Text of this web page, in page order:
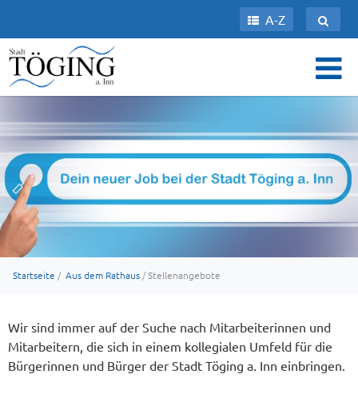
A-Z
Startseite / Aus dem Rathaus / Stellenangebote
Wir sind immer auf der Suche nach Mitarbeiterinnen und
Mitarbeitern, die sich in einem kollegialen Umfeld für die
Bürgerinnen und Bürger der Stadt Töging a. Inn einbringen.